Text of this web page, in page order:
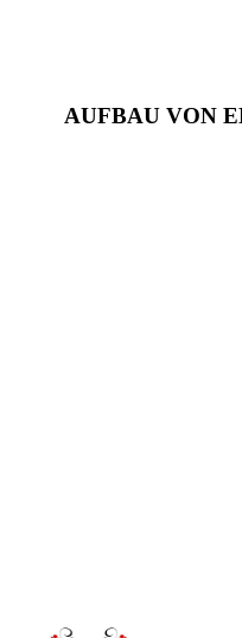
AUFBAU VON